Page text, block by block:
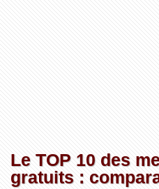
Le TOP 10 des
gratuits :